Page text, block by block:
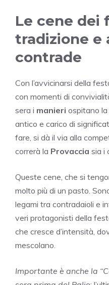
Le cene dei
tradizione e
contrade
Con l’avvicinarsi della
con momenti di
sera i manieri ospitano
antico e carico di
fare, si dà il via alla
correrà la Provaccia sia i
Queste cene, che si
molto più di un pasto.
legami tra contradaioli e
veri protagonisti della
che cresce d’intensità,
mescolano.
Importante è anche la